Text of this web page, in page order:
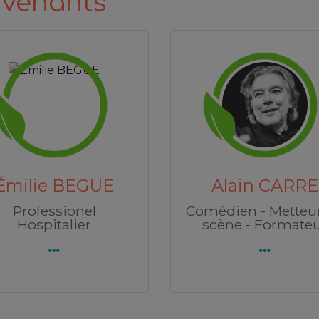
CHARLET
santé et bien
être
CHARLET
VERNON
CHARLET
Raphaël CHARVET
Cuisinier
Raphaël CHARVET
1 chemin du pressoir
55000 COMBLES-EN-
BARROIS
CHARVET